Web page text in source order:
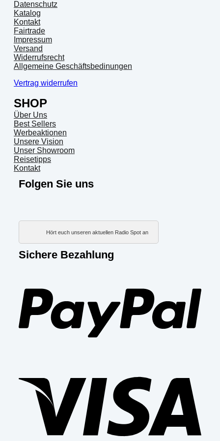
Datenschutz
Katalog
Kontakt
Fairtrade
Impressum
Versand
Widerrufsrecht
Allgemeine Geschäftsbedinungen
Vertrag widerrufen
SHOP
Über Uns
Best Sellers
Werbeaktionen
Unsere Vision
Unser Showroom
Reisetipps
Kontakt
Folgen Sie uns
Hört euch unseren aktuellen Radio Spot an
Sichere Bezahlung